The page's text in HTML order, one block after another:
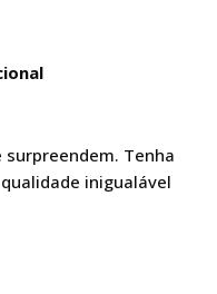
surpreendem. Tenha
inigualável